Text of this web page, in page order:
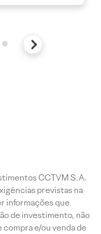
CCTVM S.A.
previstas na
informações que
de investimento, não
e/ou venda de